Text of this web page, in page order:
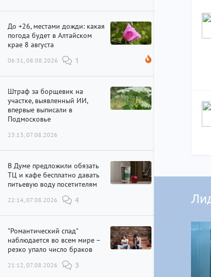
До +26, местами дожди: какая
погода будет в Алтайском
крае 8 августа
06:31, 08.08.2026 1
Штраф за борщевик на
участке, выявленный ИИ,
впервые выписали в
Подмосковье
23:13, 07.08.2026
В Думе предложили обязать
ТЦ и кафе бесплатно давать
питьевую воду посетителям
22:14, 07.08.2026 4
"Романтический спад"
наблюдается во всем мире –
резко упало число браков
21:12, 07.08.2026 3